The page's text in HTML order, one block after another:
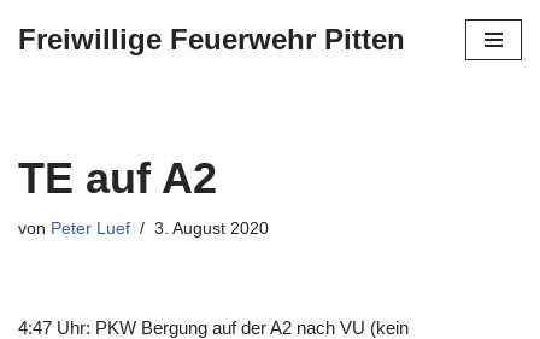
Freiwillige Feuerwehr Pitten
TE auf A2
von Peter Luef 3. August 2020
4:47 Uhr: PKW Bergung auf der A2 nach VU (kein